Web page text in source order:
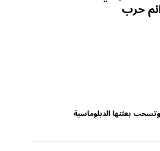
حرب
بعثتها الدبلوماسية